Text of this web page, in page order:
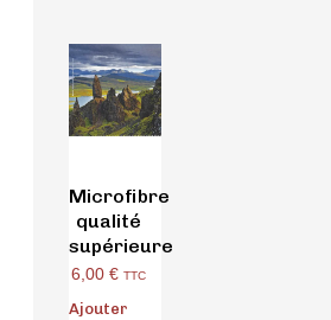
Microfibre
qualité
supérieure
6,00 € TTC
Ajouter